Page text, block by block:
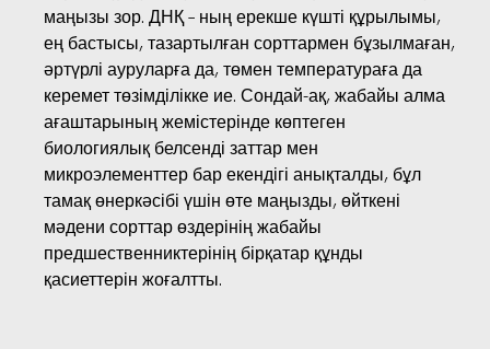
маңызы зор. ДНҚ – ның ерекше күшті құрылымы,
ең бастысы, тазартылған сорттармен бұзылмаған,
әртүрлі ауруларға да, төмен температураға да
керемет төзімділікке ие. Сондай-ақ, жабайы алма
ағаштарының жемістерінде көптеген
биологиялық белсенді заттар мен
микроэлементтер бар екендігі анықталды, бұл
тамақ өнеркәсібі үшін өте маңызды, өйткені
мәдени сорттар өздерінің жабайы
предшественниктерінің бірқатар құнды
қасиеттерін жоғалтты.